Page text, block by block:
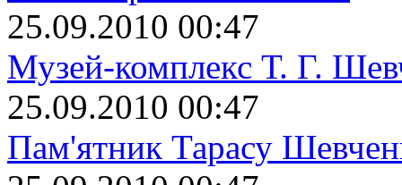
25.09.2010 00:47
Музей-комплекс Т. Г.
25.09.2010 00:47
Пам'ятник Тарасу